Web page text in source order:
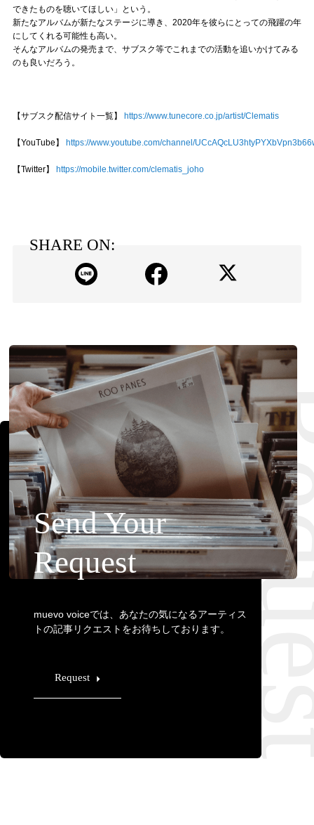
できたものを聴いてほしい」という。
新たなアルバムが新たなステージに導き、2020年を彼らにとっての飛躍の年
にしてくれる可能性も高い。
そんなアルバムの発売まで、サブスク等でこれまでの活動を追いかけてみる
のも良いだろう。
【サブスク配信サイト一覧】 https://www.tunecore.co.jp/artist/Clematis
【YouTube】 https://www.youtube.com/channel/
【Twitter】 https://mobile.twitter.com/clematis_joho
SHARE ON:
Send Your
Request
muevo voiceでは、あなたの気になるアーティス
トの記事リクエストをお待ちしております。
Request